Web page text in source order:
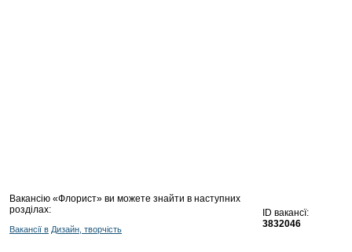
Вакансію «Флорист» ви можете знайти в наступних
розділах:
Вакансії в Дизайн, творчість
ID вакансї:
3832046